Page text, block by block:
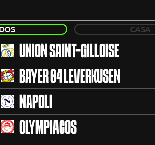
CASA
UNION SAINT-GILLOISE
BAYER 04 LEVERKUSEN
NAPOLI
OLYMPIACOS